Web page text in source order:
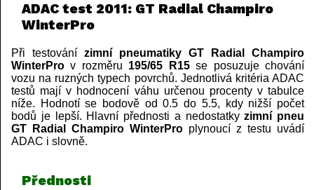
ADAC test 2011: GT Radial Champiro
WinterPro
Při testování zimní pneumatiky GT Radial Champiro
WinterPro v rozměru 195/65 R15se posuzuje chování
vozu na ruzných typech povrchů. Jednotlivá kritéria ADAC
testů mají v hodnocení váhu určenou procenty v tabulce
níže. Hodnotí se bodově od 0.5 do 5.5, kdy nižší počet
bodů je lepší. Hlavní přednosti a nedostatkyzimní pneu
GT Radial Champiro WinterPro plynoucí z testu uvádí
ADAC i slovně.
Přednosti